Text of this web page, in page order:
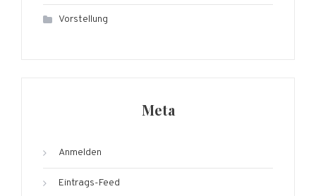
Vorstellung
Meta
Anmelden
Eintrags-Feed